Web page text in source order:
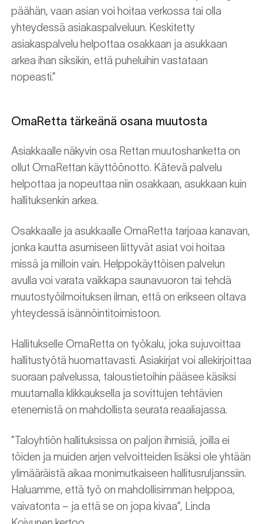
päähän, vaan asian voi hoitaa verkossa tai olla
yhteydessä asiakaspalveluun. Keskitetty
asiakaspalvelu helpottaa osakkaan ja asukkaan
arkea ihan siksikin, että puheluihin vastataan
nopeasti.”
OmaRetta tärkeänä osana muutosta
Asiakkaalle näkyvin osa Rettan muutoshanketta on
ollut OmaRettan käyttöönotto. Kätevä palvelu
helpottaa ja nopeuttaa niin osakkaan, asukkaan kuin
hallituksenkin arkea.
Osakkaalle ja asukkaalle OmaRetta tarjoaa kanavan,
jonka kautta asumiseen liittyvät asiat voi hoitaa
missä ja milloin vain. Helppokäyttöisen palvelun
avulla voi varata vaikkapa saunavuoron tai tehdä
muutostyöilmoituksen ilman, että on erikseen oltava
yhteydessä isännöintitoimistoon.
Hallitukselle OmaRetta on työkalu, joka sujuvoittaa
hallitustyötä huomattavasti. Asiakirjat voi allekirjoittaa
suoraan palvelussa, taloustietoihin pääsee käsiksi
muutamalla klikkauksella ja sovittujen tehtävien
etenemistä on mahdollista seurata reaaliajassa.
”Taloyhtiön hallituksissa on paljon ihmisiä, joilla ei
töiden ja muiden arjen velvoitteiden lisäksi ole yhtään
ylimääräistä aikaa monimutkaiseen hallitusruljanssiin.
Haluamme, että työ on mahdollisimman helppoa,
vaivatonta – ja että se on jopa kivaa”, Linda